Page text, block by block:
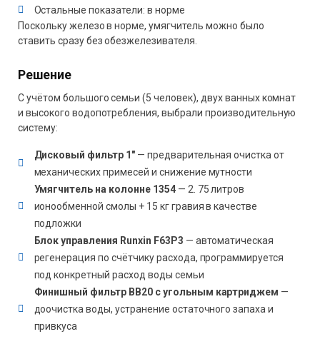
Остальные показатели: в норме
Поскольку железо в норме, умягчитель можно было
ставить сразу без обезжелезивателя.
Решение
С учётом большого семьи (5 человек), двух ванных комнат
и высокого водопотребления, выбрали производительную
систему:
Дисковый фильтр 1"— предварительная очистка от
механических примесей и снижение мутности
Умягчитель на колонне 1354— 2. 75 литров
ионообменной смолы + 15 кг гравия в качестве
подложки
Блок управления Runxin F63P3 — автоматическая
регенерация по счётчику расхода, программируется
под конкретный расход воды семьи
Финишный фильтр BB20 с угольным картриджем —
доочистка воды, устранение остаточного запаха и
привкуса